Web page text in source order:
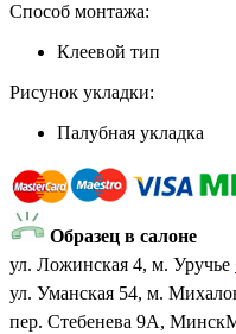
Способ монтажа:
Клеевой тип
Рисунок укладки:
Палубная укладка
Образец в салоне
ул. Ложинская 4, м. Уручье
ул. Уманская 54, м.
пер. Стебенева 9А,